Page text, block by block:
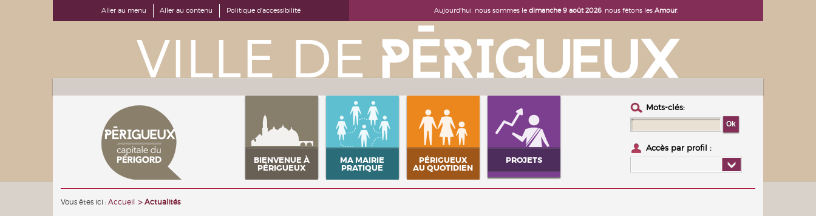
Aller au menu Aller au contenu Politique d'accessibilité Aujourd'hui, nous sommes le dimanche 9 août 2026, nous fêtons les Amour.
BIENVENUE À
PÉRIGUEUX
MA MAIRIE
PRATIQUE
PÉRIGUEUX
AU QUOTIDIEN
PROJETS
Mots-clés :
Accès par profil :
Vous êtes ici : Accueil Actualités